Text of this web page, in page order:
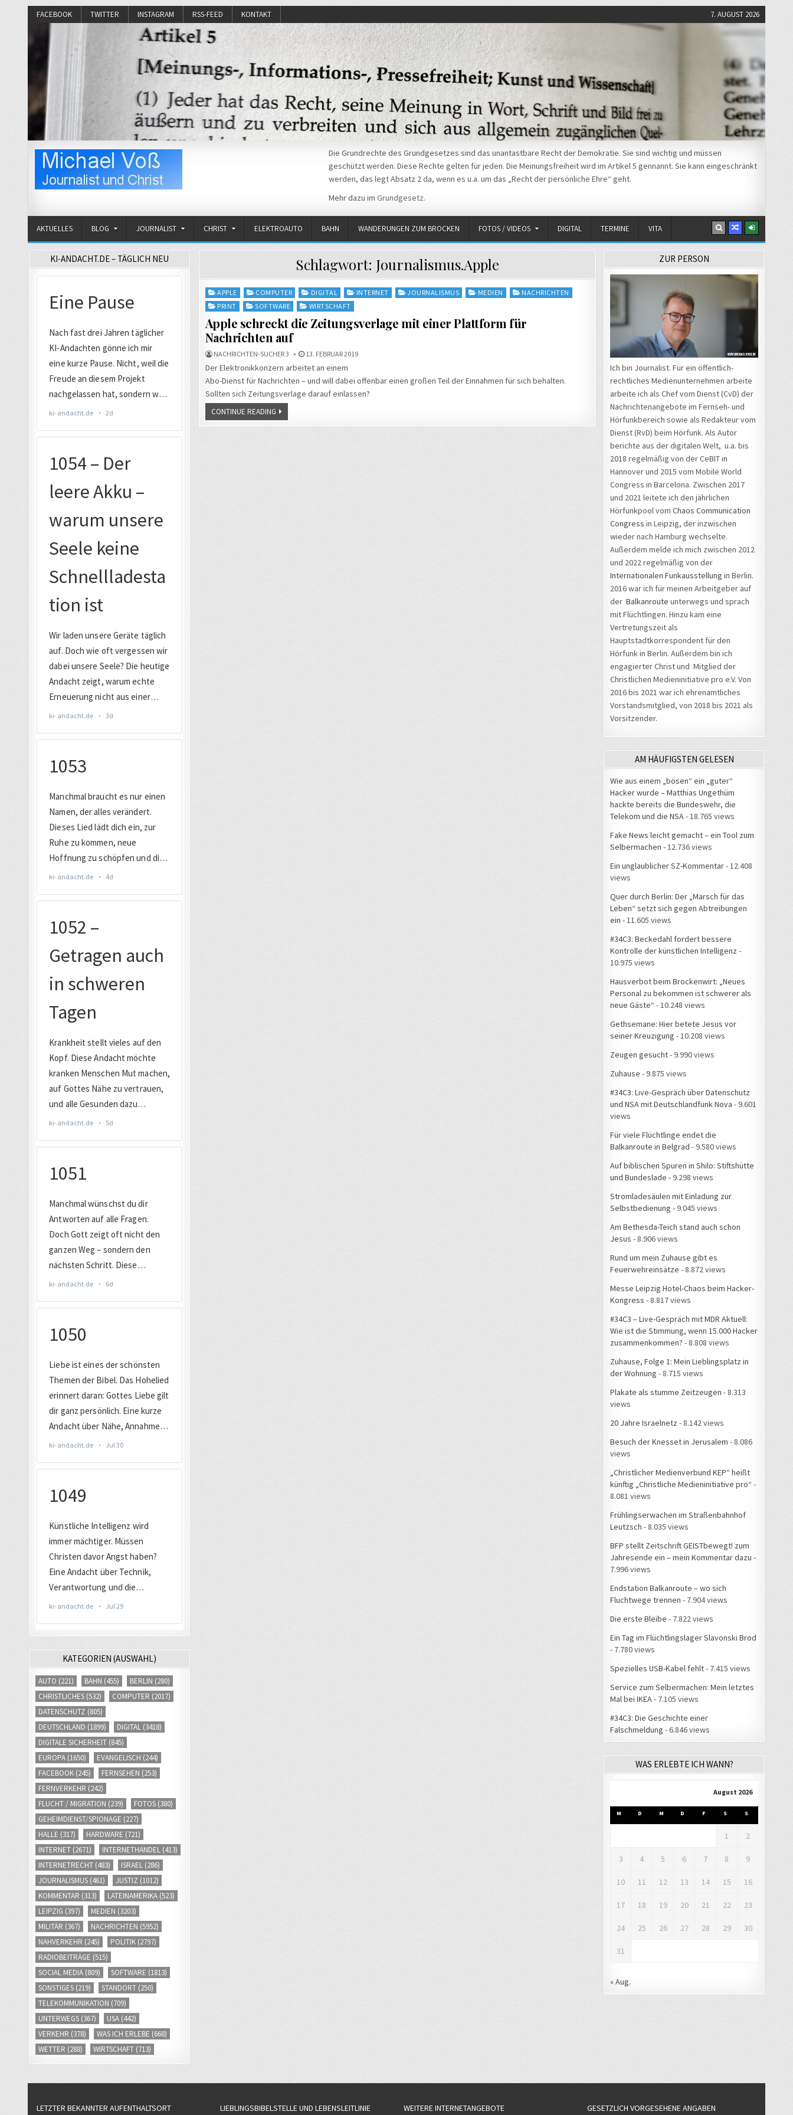
FACEBOOK TWITTER INSTAGRAM RSS-FEED KONTAKT 7. AUGUST 2026
Die Grundrechte des Grundgesetzes sind das unantastbare Recht der Demokratie. Sie sind wichtig und müssen
geschützt werden. Diese Rechte gelten für jeden. Die Meinungsfreiheit wird im Artikel 5 gennannt. Sie kann eingeschränkt
werden, das legt Absatz 2 da, wenn es u.a. um das „Recht der persönliche Ehre“ geht.
Mehr dazu im Grundgesetz.
AKTUELLES BLOG JOURNALIST CHRIST ELEKTROAUTO BAHN WANDERUNGEN ZUM BROCKEN FOTOS / VIDEOS DIGITAL TERMINE VITA
Schlagwort: Journalismus.Apple
Posted
in
APPLE COMPUTER DIGITAL INTERNET JOURNALISMUS MEDIEN
NACHRICHTEN
PRINT
SOFTWARE WIRTSCHAFT
Apple schreckt die Zeitungsverlage mit einer Plattform für
Nachrichten auf
NACHRICHTEN-SUCHER 3 13. FEBRUAR 2019
Der Elektronikkonzern arbeitet an einem
Abo-Dienst für Nachrichten – und will dabei offenbar einen großen Teil der Einnahmen für sich behalten.
Sollten sich Zeitungsverlage darauf einlassen?
CONTINUE READING
KI-ANDACHT.DE – TÄGLICH NEU
KATEGORIEN (AUSWAHL)
AUTO (221) BAHN (455) BERLIN (280)
CHRISTLICHES (532) COMPUTER (2017)
DATENSCHUTZ (805)
DEUTSCHLAND (1899) DIGITAL (3418)
DIGITALE SICHERHEIT (845)
EUROPA (1650) EVANGELISCH (244)
FACEBOOK (245) FERNSEHEN (253)
FERNVERKEHR (242)
FLUCHT / MIGRATION (239) FOTOS (380)
GEHEIMDIENST/SPIONAGE (227)
HALLE (317) HARDWARE (721)
INTERNET (2671) INTERNETHANDEL (413)
INTERNETRECHT (483) ISRAEL (286)
JOURNALISMUS (461) JUSTIZ (1012)
KOMMENTAR (313) LATEINAMERIKA (523)
LEIPZIG (397) MEDIEN (3203)
MILITÄR (367) NACHRICHTEN (5952)
NAHVERKEHR (245) POLITIK (2797)
RADIOBEITRÄGE (515)
SOCIAL MEDIA (809) SOFTWARE (1813)
SONSTIGES (219) STANDORT (250)
TELEKOMMUNIKATION (709)
UNTERWEGS (367) USA (442)
VERKEHR (378) WAS ICH ERLEBE (668)
WETTER (288) WIRTSCHAFT (713)
ZUR PERSON
Ich bin Journalist. Für ein öffentlich-
rechtliches Medienunternehmen arbeite
arbeite ich als Chef vom Dienst (CvD) der
Nachrichtenangebote im Fernseh- und
Hörfunkbereich sowie als Redakteur vom
Dienst (RvD) beim Hörfunk. Als Autor
berichte aus der digitalen Welt, u.a. bis
2018 regelmäßig von der CeBIT in
Hannover und 2015 vom Mobile World
Congress in Barcelona. Zwischen 2017
und 2021 leitete ich den jährlichen
Hörfunkpool vom Chaos Communication
Congress in Leipzig, der inzwischen
wieder nach Hamburg wechselte.
Außerdem melde ich mich zwischen 2012
und 2022 regelmäßig von der
Internationalen Funkausstellung in Berlin.
2016 war ich für meinen Arbeitgeber auf
der Balkanroute unterwegs und sprach
mit Flüchtlingen. Hinzu kam eine
Vertretungszeit als
Hauptstadtkorrespondent für den
Hörfunk in Berlin. Außerdem bin ich
engagierter Christ und Mitglied der
Christlichen Medieninitiative pro e.V. Von
2016 bis 2021 war ich ehrenamtliches
Vorstandsmitglied, von 2018 bis 2021 als
Vorsitzender.
AM HÄUFIGSTEN GELESEN
Wie aus einem „bösen“ ein „guter“
Hacker wurde – Matthias Ungethüm
hackte bereits die Bundeswehr, die
Telekom und die NSA - 18.765 views
Fake News leicht gemacht – ein Tool zum
Selbermachen - 12.736 views
Ein unglaublicher SZ-Kommentar- 12.408
views
Quer durch Berlin: Der „Marsch für das
Leben“ setzt sich gegen Abtreibungen
ein - 11.605 views
#34C3: Beckedahl fordert bessere
Kontrolle der künstlichen Intelligenz -
10.975 views
Hausverbot beim Brockenwirt: „Neues
Personal zu bekommen ist schwerer als
neue Gäste“ - 10.248 views
Gethsemane: Hier betete Jesus vor
seiner Kreuzigung - 10.208 views
Zeugen gesucht- 9.990 views
Zuhause - 9.875 views
#34C3: Live-Gespräch über Datenschutz
und NSA mit Deutschlandfunk Nova - 9.601
views
Für viele Flüchtlinge endet die
Balkanroute in Belgrad - 9.580 views
Auf biblischen Spuren in Shilo: Stiftshütte
und Bundeslade - 9.298 views
Stromladesäulen mit Einladung zur
Selbstbedienung - 9.045 views
Am Bethesda-Teich stand auch schon
Jesus - 8.906 views
Rund um mein Zuhause gibt es
Feuerwehreinsätze - 8.872 views
Messe Leipzig Hotel-Chaos beim Hacker-
Kongress - 8.817 views
#34C3 – Live-Gespräch mit MDR Aktuell:
Wie ist die Stimmung, wenn 15.000 Hacker
zusammenkommen? - 8.808 views
Zuhause, Folge 1: Mein Lieblingsplatz in
der Wohnung - 8.715 views
Plakate als stumme Zeitzeugen - 8.313
views
20 Jahre Israelnetz - 8.142 views
Besuch der Knesset in Jerusalem - 8.086
views
„Christlicher Medienverbund KEP“ heißt
künftig „Christliche Medieninitiative pro“ -
8.081 views
Frühlingserwachen im Straßenbahnhof
Leutzsch - 8.035 views
BFP stellt Zeitschrift GEISTbewegt! zum
Jahresende ein – mein Kommentar dazu -
7.996 views
Endstation Balkanroute – wo sich
Fluchtwege trennen - 7.904 views
Die erste Bleibe - 7.822 views
Ein Tag im Flüchtlingslager Slavonski Brod
- 7.780 views
Spezielles USB-Kabel fehlt- 7.415 views
Service zum Selbermachen: Mein letztes
Mal bei IKEA - 7.105 views
#34C3: Die Geschichte einer
Falschmeldung - 6.846 views
WAS ERLEBTE ICH WANN?
August 2026
M D M D F S S
1 2
3 4 5 6 7 8 9
10 11 12 13 14 15 16
17 18 19 20 21 22 23
24 25 26 27 28 29 30
31
« Aug.
LETZTER BEKANNTER AUFENTHALTSORT LIEBLINGSBIBELSTELLE UND LEBENSLEITLINIE WEITERE INTERNETANGEBOTE GESETZLICH VORGESEHENE ANGABEN